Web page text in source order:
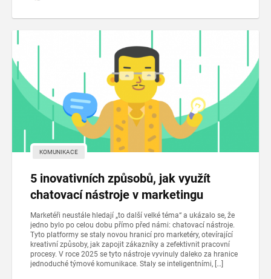
KOMUNIKACE
5 inovativních způsobů, jak využít
chatovací nástroje v marketingu
Marketéři neustále hledají „to další velké téma“ a ukázalo se, že
jedno bylo po celou dobu přímo před námi: chatovací nástroje.
Tyto platformy se staly novou hranicí pro marketéry, otevírající
kreativní způsoby, jak zapojit zákazníky a zefektivnit pracovní
procesy. V roce 2025 se tyto nástroje vyvinuly daleko za hranice
jednoduché týmové komunikace. Staly se inteligentními, […]